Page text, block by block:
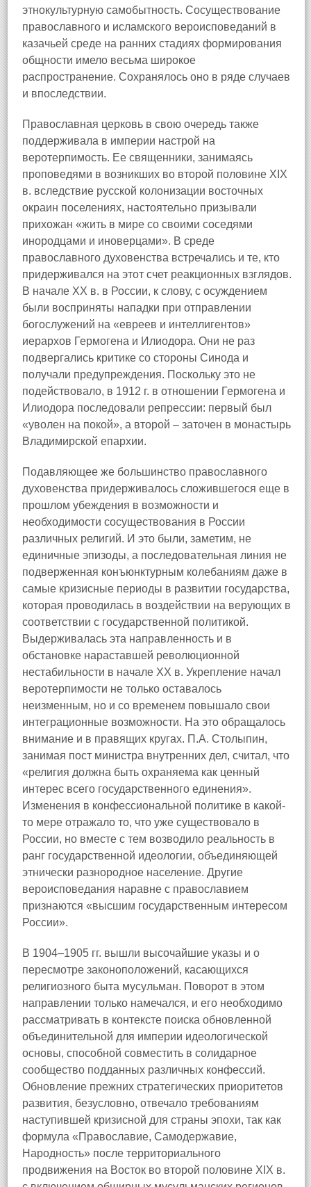
этнокультурную самобытность. Сосуществование
православного и исламского вероисповеданий в
казачьей среде на ранних стадиях формирования
общности имело весьма широкое
распространение. Сохранялось оно в ряде случаев
и впоследствии.
Православная церковь в свою очередь также
поддерживала в империи настрой на
веротерпимость. Ее священники, занимаясь
проповедями в возникших во второй половине XIX
в. вследствие русской колонизации восточных
окраин поселениях, настоятельно призывали
прихожан «жить в мире со своими соседями
инородцами и иноверцами». В среде
православного духовенства встречались и те, кто
придерживался на этот счет реакционных взглядов.
В начале XX в. в России, к слову, с осуждением
были восприняты нападки при отправлении
богослужений на «евреев и интеллигентов»
иерархов Гермогена и Илиодора. Они не раз
подвергались критике со стороны Синода и
получали предупреждения. Поскольку это не
подействовало, в 1912 г. в отношении Гермогена и
Илиодора последовали репрессии: первый был
«уволен на покой», а второй – заточен в монастырь
Владимирской епархии.
Подавляющее же большинство православного
духовенства придерживалось сложившегося еще в
прошлом убеждения в возможности и
необходимости сосуществования в России
различных религий. И это были, заметим, не
единичные эпизоды, а последовательная линия не
подверженная конъюнктурным колебаниям даже в
самые кризисные периоды в развитии государства,
которая проводилась в воздействии на верующих в
соответствии с государственной политикой.
Выдерживалась эта направленность и в
обстановке нараставшей революционной
нестабильности в начале XX в. Укрепление начал
веротерпимости не только оставалось
неизменным, но и со временем повышало свои
интеграционные возможности. На это обращалось
внимание и в правящих кругах. П.А. Столыпин,
занимая пост министра внутренних дел, считал, что
«религия должна быть охраняема как ценный
интерес всего государственного единения».
Изменения в конфессиональной политике в какой-
то мере отражало то, что уже существовало в
России, но вместе с тем возводило реальность в
ранг государственной идеологии, объединяющей
этнически разнородное население. Другие
вероисповедания наравне с православием
признаются «высшим государственным интересом
России».
В 1904–1905 гг. вышли высочайшие указы и о
пересмотре законоположений, касающихся
религиозного быта мусульман. Поворот в этом
направлении только намечался, и его необходимо
рассматривать в контексте поиска обновленной
объединительной для империи идеологической
основы, способной совместить в солидарное
сообщество подданных различных конфессий.
Обновление прежних стратегических приоритетов
развития, безусловно, отвечало требованиям
наступившей кризисной для страны эпохи, так как
формула «Православие, Самодержавие,
Народность» после территориального
продвижения на Восток во второй половине XIX в.